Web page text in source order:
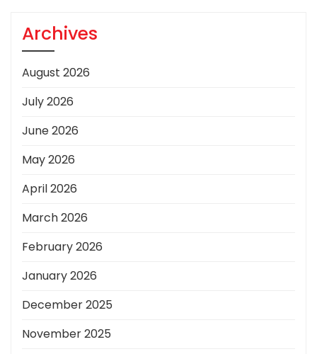
Archives
August 2026
July 2026
June 2026
May 2026
April 2026
March 2026
February 2026
January 2026
December 2025
November 2025